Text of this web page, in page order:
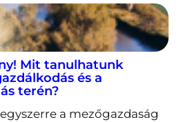
Mit tanulhatunk
és a
terén?
a mezőgazdaság